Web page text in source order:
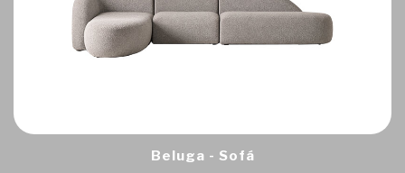
Beluga - Sofá